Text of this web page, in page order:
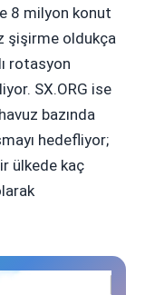
8 milyon konut
şişirme oldukça
rotasyon
SX.ORG ise
bazında
hedefliyor;
ülkede kaç